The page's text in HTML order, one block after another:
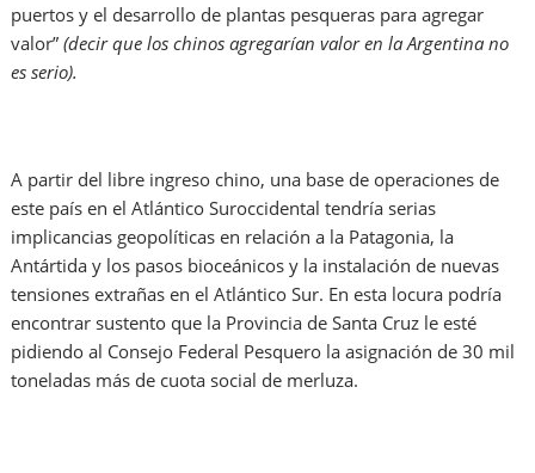
puertos y el desarrollo de plantas pesqueras para agregar
valor”(decir que los chinos agregarían valor en la Argentina no
es serio).
A partir del libre ingreso chino, una base de operaciones de
este país en el Atlántico Suroccidental tendría serias
implicancias geopolíticas en relación a la Patagonia, la
Antártida y los pasos bioceánicos y la instalación de nuevas
tensiones extrañas en el Atlántico Sur. En esta locura podría
encontrar sustento que la Provincia de Santa Cruz le esté
pidiendo al Consejo Federal Pesquero la asignación de 30 mil
toneladas más de cuota social de merluza.